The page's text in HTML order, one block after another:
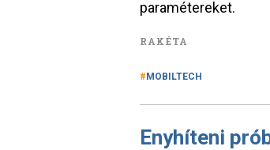
paramétereket.
RAKÉTA
MOBILTECH
Enyhíteni